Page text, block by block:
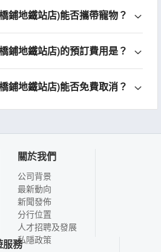
鋪地鐵站店)能否攜帶寵物？
鋪地鐵站店)的預訂費用是？
鋪地鐵站店)能否免費取消？
關於我們
公司背景
最新動向
新聞發佈
分行位置
人才招聘及發展
私隱政策
服務